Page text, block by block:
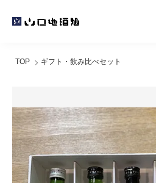
TOP ギフト・飲み比べセット